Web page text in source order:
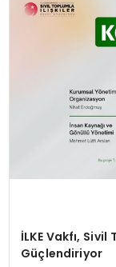
İLKE Vakfı,
Güçlendiriyor